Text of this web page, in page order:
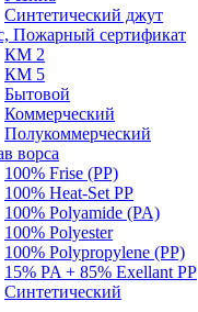
Синтетический джут
Пожарный сертификат
КМ 2
КМ 5
Бытовой
Коммерческий
Полукоммерческий
ворса
100% Frise (PP)
100% Heat-Set PP
100% Polyamide (PA)
100% Polyester
100% Polypropylene (PP)
15% PA + 85% Exellant PP
Синтетический